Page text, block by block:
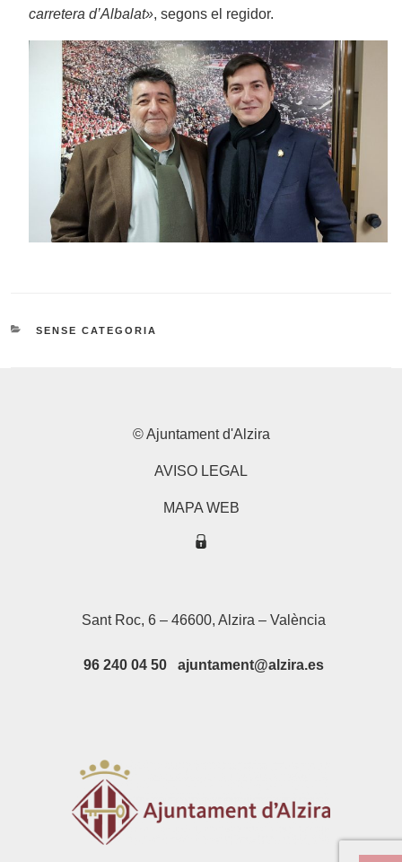
carretera d’Albalat», segons el regidor.
CATEGORIES
SENSE CATEGORIA
© Ajuntament d'Alzira
AVISO LEGAL
MAPA WEB
Sant Roc, 6 – 46600, Alzira – València
96 240 04 50 ajuntament@alzira.es